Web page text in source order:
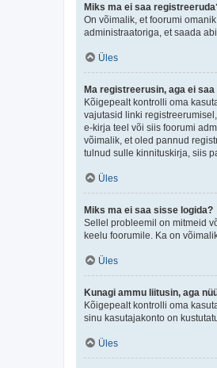
Miks ma ei saa
On võimalik, et foorumi
administraatoriga, et saada abi.
Üles
Ma registreerusin, aga ei
Kõigepealt kontrolli oma
vajutasid linki
e-kirja teel või siis foorumi
võimalik, et oled pannud
tulnud sulle kinnituskirja, siis
Üles
Miks ma ei saa sisse logida?
Sellel probleemil on mitmeid
keelu foorumile. Ka on
Üles
Kunagi ammu liitusin, aga
Kõigepealt kontrolli oma
sinu kasutajakonto on
Üles